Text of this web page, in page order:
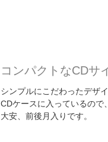
コンパクトなCDサ
シンプルにこだわったデザ
CDケースに入っているので
大安、前後月入りです。